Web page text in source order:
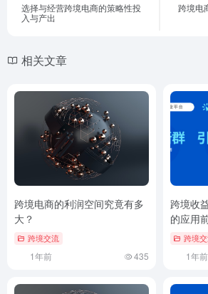
选择与经营跨境电商的策略性投
入与产出
跨境电
相关文章
跨境电商的利润空间究竟有多
大？
跨境交流
1年前 435
跨境收
的应用
跨境
1年前